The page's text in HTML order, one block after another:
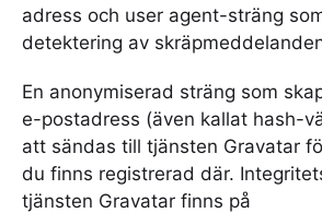
adress och user agent-sträng
detektering av
En anonymiserad sträng som
e-postadress (även kallat hash-
att sändas till tjänsten Gravatar
du finns registrerad där.
tjänsten Gravatar finns på